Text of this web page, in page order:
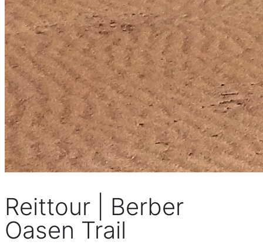
Reittour | Berber
Oasen Trail